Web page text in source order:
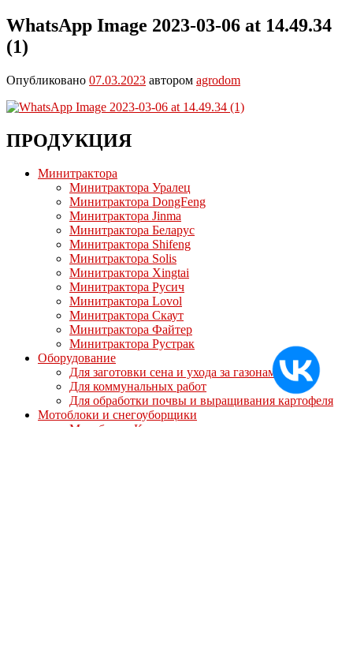
WhatsApp Image 2023-03-06 at 14.49.34
(1)
Опубликовано 07.03.2023 автором agrodom
ПРОДУКЦИЯ
Минитрактора
Минитрактора Уралец
Минитрактора DongFeng
Минитрактора Jinma
Минитрактора Беларус
Минитрактора Shifeng
Минитрактора Solis
Минитрактора Xingtai
Минитрактора Русич
Минитрактора Lovol
Минитрактора Скаут
Минитрактора Файтер
Минитрактора Рустрак
Оборудование
Для заготовки сена и ухода за газонами
Для коммунальных работ
Для обработки почвы и выращивания картофеля
Мотоблоки и снегоуборщики
Мотоблоки Кентавр